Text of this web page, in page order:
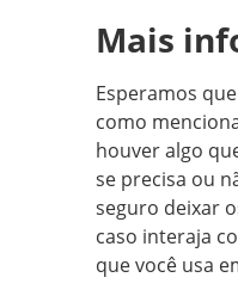
Mais
Esperamos
como
houver algo
se precisa ou
seguro deixar
caso interaja
que você usa